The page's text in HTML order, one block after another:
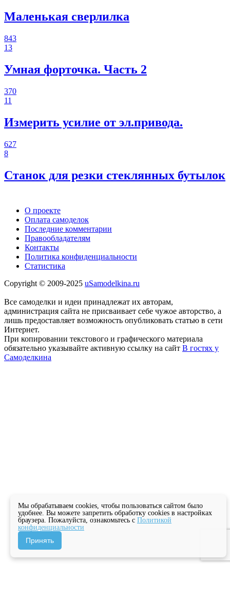
Маленькая сверлилка
843
13
Умная форточка. Часть 2
370
11
Измерить усилие от эл.привода.
627
8
Станок для резки стеклянных бутылок
О проекте
Оплата самоделок
Последние комментарии
Правообладателям
Контакты
Политика конфиденциальности
Статистика
Copyright © 2009-2025 uSamodelkina.ru
Все самоделки и идеи принадлежат их авторам,
администрация сайта не присваивает себе чужое авторство, а
лишь предоставляет возможность опубликовать статью в сети
Интернет.
При копировании текстового и графического материала
обязательно указывайте активную ссылку на сайт В гостях у
Самоделкина
Мы обрабатываем cookies, чтобы пользоваться сайтом было
удобнее. Вы можете запретить обработку cookies в настройках
браузера. Пожалуйста, ознакомьтесь с Политикой
конфиденциальности
Принять